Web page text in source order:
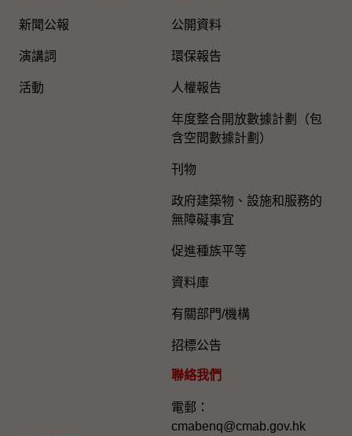
新聞公報
演講詞
活動
公開資料
環保報告
人權報告
年度整合開放數據計劃（包
含空間數據計劃）
刊物
政府建築物、設施和服務的
無障礙事宜
促進種族平等
資料庫
有關部門/機構
招標公告
聯絡我們
電郵：
cmabenq@cmab.gov.hk​